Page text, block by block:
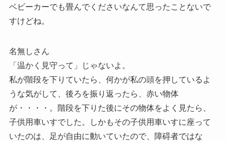
ベビーカーでも畳んでくださいなんて思ったことないで
すけどね。
名無しさん
「温かく見守って」じゃないよ。
私が階段を下りていたら、何かが私の頭を押しているよ
うな気がして、後ろを振り返ったら、赤い物体
が・・・・。階段を下りた後にその物体をよく見たら、
子供用車いすでした。しかもその子供用車いすに座って
いたのは、足が自由に動いていたので、障碍者ではな